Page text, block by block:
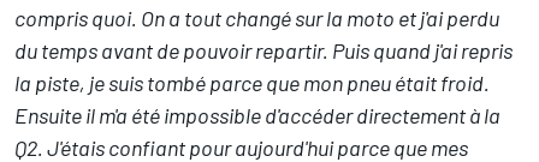
compris quoi. On a tout changé sur la moto et j'ai perdu
du temps avant de pouvoir repartir. Puis quand j'ai repris
la piste, je suis tombé parce que mon pneu était froid.
Ensuite il m'a été impossible d'accéder directement à la
Q2. J'étais confiant pour aujourd'hui parce que mes